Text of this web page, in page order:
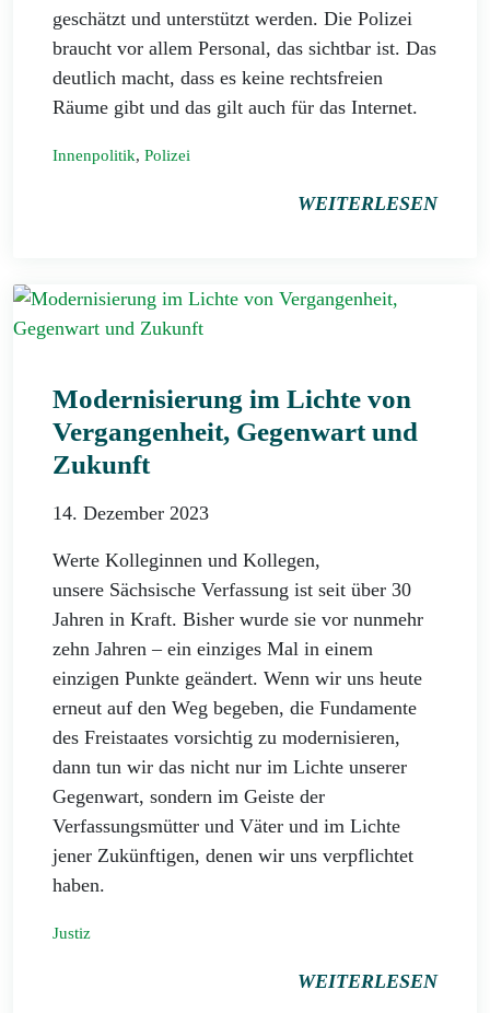
geschätzt und unterstützt werden. Die Polizei
braucht vor allem Personal, das sichtbar ist. Das
deutlich macht, dass es keine rechtsfreien
Räume gibt und das gilt auch für das Internet.
Innenpolitik, Polizei
WEITERLESEN
Modernisierung im Lichte von
Vergangenheit, Gegenwart und
Zukunft
14. Dezember 2023
Werte Kolleginnen und Kollegen,
unsere Sächsische Verfassung ist seit über 30
Jahren in Kraft. Bisher wurde sie vor nunmehr
zehn Jahren – ein einziges Mal in einem
einzigen Punkte geändert. Wenn wir uns heute
erneut auf den Weg begeben, die Fundamente
des Freistaates vorsichtig zu modernisieren,
dann tun wir das nicht nur im Lichte unserer
Gegenwart, sondern im Geiste der
Verfassungsmütter und Väter und im Lichte
jener Zukünftigen, denen wir uns verpflichtet
haben.
Justiz
WEITERLESEN